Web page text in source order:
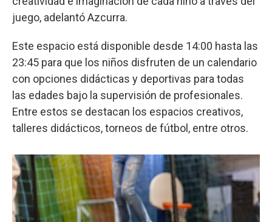
juego, adelantó Azcurra.
Este espacio está disponible desde 14:00 hasta las
23:45 para que los niños disfruten de un calendario
con opciones didácticas y deportivas para todas
las edades bajo la supervisión de profesionales.
Entre estos se destacan los espacios creativos,
talleres didácticos, torneos de fútbol, entre otros.